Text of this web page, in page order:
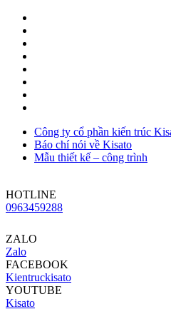
Công ty cổ phần kiến trúc
Báo chí nói về Kisato
Mẫu thiết kế – công trình
HOTLINE
0963459288
ZALO
Zalo
FACEBOOK
Kientruckisato
YOUTUBE
Kisato